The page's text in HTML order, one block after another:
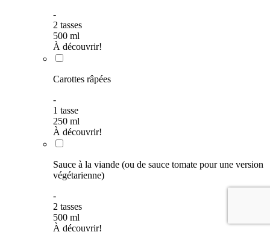
-
2 tasses
500 ml
À découvrir!
Carottes râpées
-
1 tasse
250 ml
À découvrir!
Sauce à la viande (ou de sauce tomate pour une version
végétarienne)
-
2 tasses
500 ml
À découvrir!